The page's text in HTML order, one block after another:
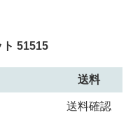
51515
送料
送料確認